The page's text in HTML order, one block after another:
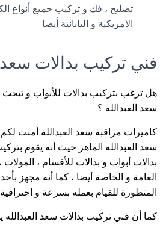
تصليح ، فك و تركيب جميع أنواع
الامريكية و اليابانية أيضا
فني تركيب بدالات سعد
هل ترغب بتركيب بدالات للأبواب و
سعد العبدالله ؟
كاميرات مراقبة سعد العبدالله أمنت
سعد العبدالله الماهر حيث أنه يقوم
بدالات أبواب و بدالات للأقسام ، المولات
العامة و الخاصة أيضا ، كما أنه مجهز
المتطورة للقيام بعمله بسرعة و
كما أن فني تركيب بدالات سعد